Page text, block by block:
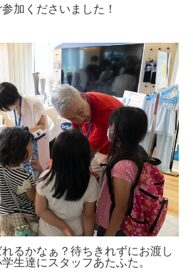
加くださいました！
るかなぁ？待ちきれずにお渡し
生達にスタッフあたふた。